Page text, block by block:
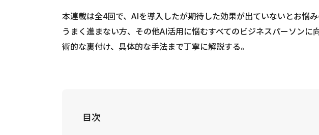
本連載は全4回で、AIを導入したが期待した効果が出ていないとお悩
うまく進まない方、その他AI活用に悩むすべてのビジネスパーソンに
術的な裏付け、具体的な手法まで丁寧に解説する。
目次